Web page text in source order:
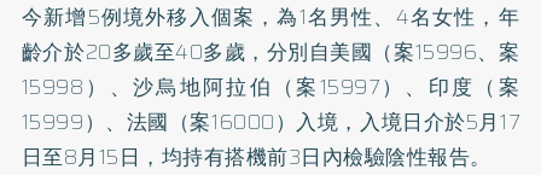
今新增5例境外移入個案，為1名男性、4名女性，年
齡介於20多歲至40多歲，分別自美國（案15996、案
15998）、沙烏地阿拉伯（案15997）、印度（案
15999）、法國（案16000）入境，入境日介於5月17
日至8月15日，均持有搭機前3日內檢驗陰性報告。